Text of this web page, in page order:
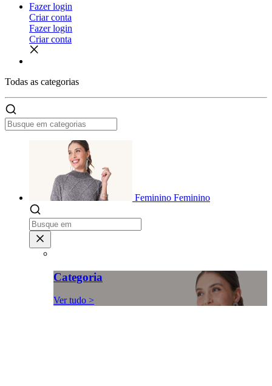
Fazer login
Criar conta
Fazer login
Criar conta
Todas as categorias
Feminino Feminino
Categoria
Ver tudo >